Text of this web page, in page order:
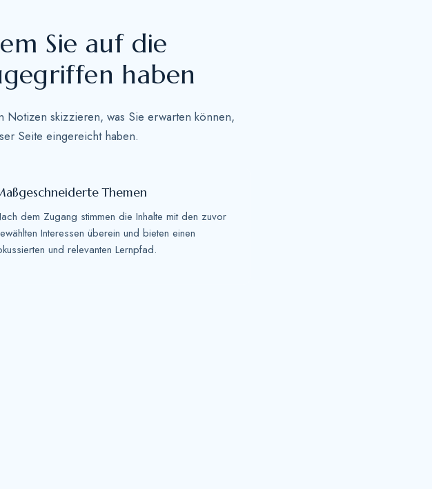
Sie auf die
haben
Notizen skizzieren, was Sie erwarten können,
Seite eingereicht haben.
Themen
dem Zugang stimmen die Inhalte mit den zuvor
Interessen überein und bieten einen
und relevanten Lernpfad.